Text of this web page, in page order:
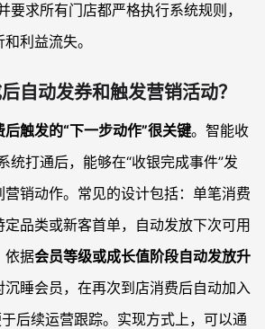
要求所有门店都严格执行系统规则，
利益流失。
自动发券和触发营销活动？
触发的“下一步动作”很关键。智能收
统打通后，能够在“收银完成事件”发
销动作。常见的设计包括：单笔消费
品类或新客首单，自动发放下次可用
依据会员等级或成长值阶段自动发放升
沉睡会员，在再次到店消费后自动加入
后续运营跟踪。实现方式上，可以通